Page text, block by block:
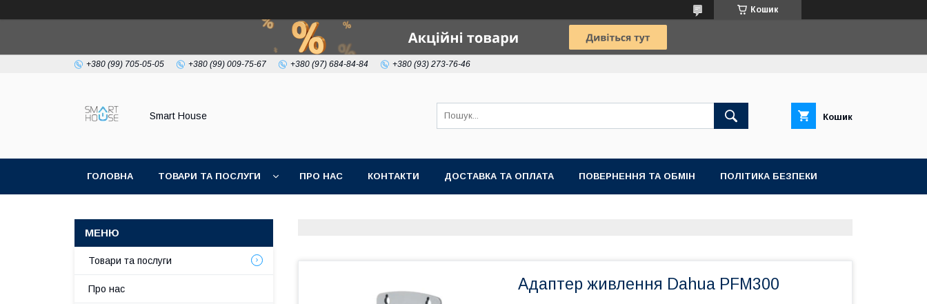
Кошик
+380 (99) 705-05-05 +380 (99) 009-75-67 +380 (97) 684-84-84 +380 (93) 273-76-46
Smart House Кошик
ГОЛОВНА ТОВАРИ ТА ПОСЛУГИ ПРО НАС КОНТАКТИ ДОСТАВКА ТА ОПЛАТА ПОВЕРНЕННЯ ТА ОБМІН ПОЛІТИКА БЕЗПЕКИ
Адаптер живлення Dahua PFM300
Товари та послуги
Про нас